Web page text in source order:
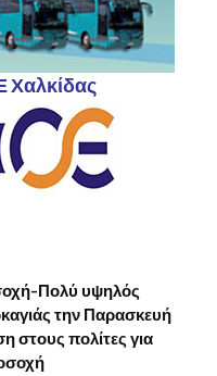
Χαλκίδας
Πολύ υψηλός
την Παρασκευή
στους πολίτες για